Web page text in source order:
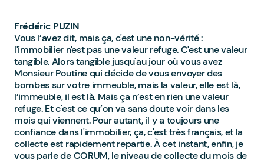
Frédéric PUZIN
Vous l’avez dit, mais ça, c'est une non-vérité :
l'immobilier n'est pas une valeur refuge. C'est une valeur
tangible. Alors tangible jusqu'au jour où vous avez
Monsieur Poutine qui décide de vous envoyer des
bombes sur votre immeuble, mais la valeur, elle est là,
l’immeuble, il est là. Mais ça n’est en rien une valeur
refuge. Et c'est ce qu’on va sans doute voir dans les
mois qui viennent. Pour autant, il y a toujours une
confiance dans l'immobilier, ça, c'est très français, et la
collecte est rapidement repartie. À cet instant, enfin, je
vous parle de CORUM, le niveau de collecte du mois de